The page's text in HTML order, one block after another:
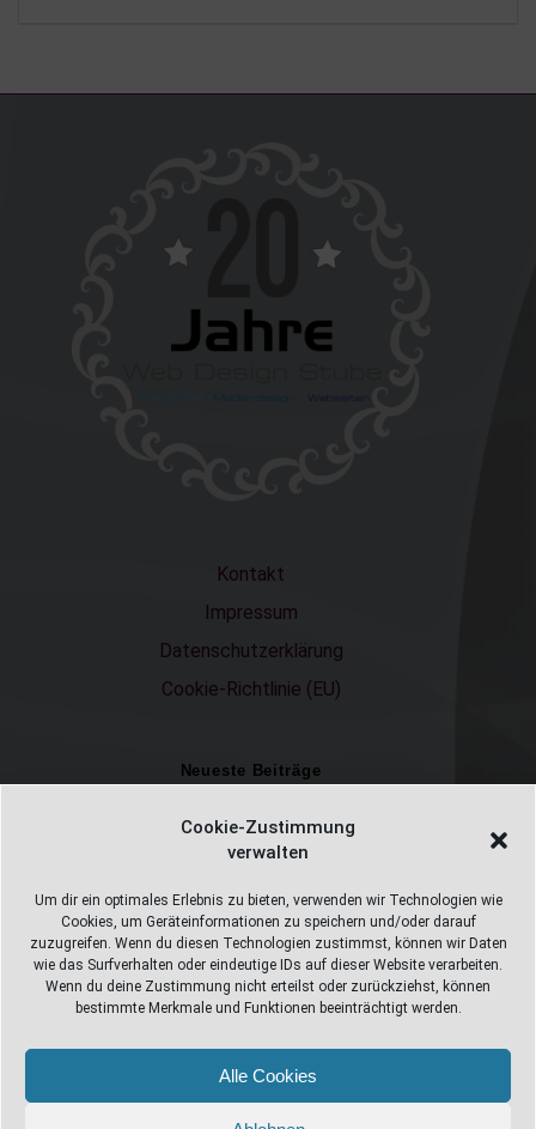
Cookie-Zustimmung
verwalten
Um dir ein optimales Erlebnis zu bieten, verwenden wir Technologien wie
Cookies, um Geräteinformationen zu speichern und/oder darauf
zuzugreifen. Wenn du diesen Technologien zustimmst, können wir Daten
wie das Surfverhalten oder eindeutige IDs auf dieser Website verarbeiten.
Wenn du deine Zustimmung nicht erteilst oder zurückziehst, können
bestimmte Merkmale und Funktionen beeinträchtigt werden.
Alle Cookies
Kontakt
Impressum
Datenschutzerklärung
Cookie-Richtlinie (EU)
Neueste Beiträge
Einschulungsfotos 2026 – ein unvergesslicher Moment
Fotostudio in Fichtelberg
Alles Pizza oder was ;-)
Überweisungen
Weihnachtsfotoshooting 2026
Web Design Stube 95686 Fichtelberg
Bayreuther Straße 10